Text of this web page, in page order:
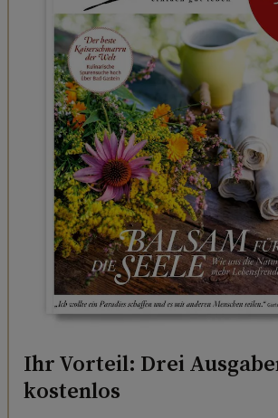
Ihr Vorteil: Drei
kostenlos